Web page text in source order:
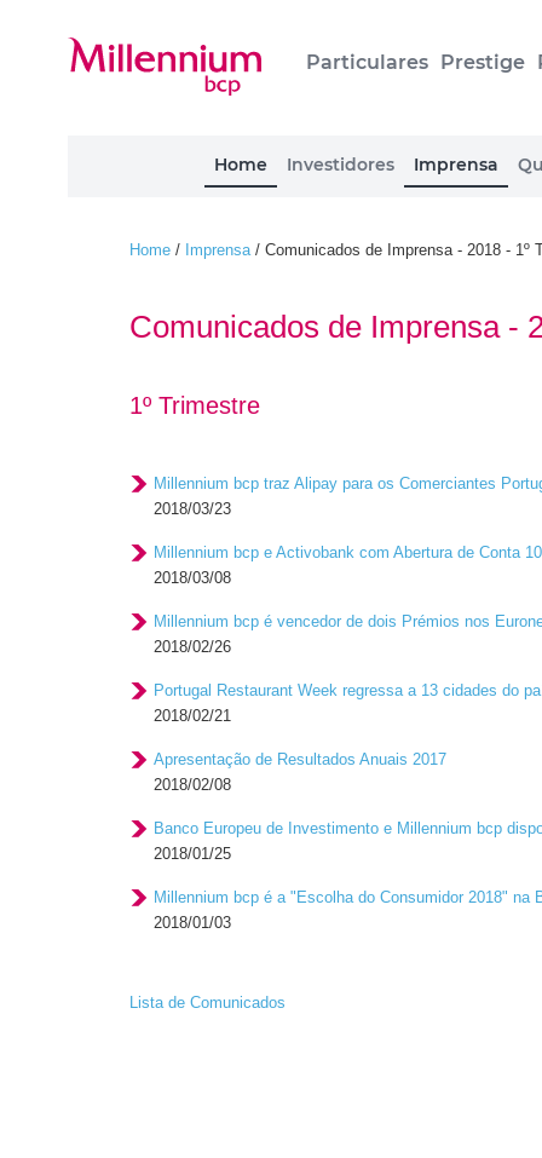
Particulares Prestige
Home Investidores Imprensa
Home / Imprensa/ Comunicados de Imprensa - 2018 - 1º
Comunicados de Imprensa -
1º Trimestre
Millennium bcp traz Alipay para os Comerciantes
2018/03/23
Millennium bcp e Activobank com Abertura de Conta
2018/03/08
Millennium bcp é vencedor de dois Prémios nos
2018/02/26
Portugal Restaurant Week regressa a 13 cidades do
2018/02/21
Apresentação de Resultados Anuais 2017
2018/02/08
Banco Europeu de Investimento e Millennium bcp
2018/01/25
Millennium bcp é a "Escolha do Consumidor 2018" na
2018/01/03
Lista de Comunicados